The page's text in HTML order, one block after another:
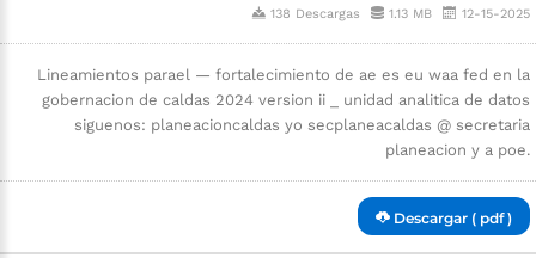
138 Descargas 1.13 MB 12-15-2025
Lineamientos parael — fortalecimiento de ae es eu waa fed en la
gobernacion de caldas 2024 version ii _ unidad analitica de datos
siguenos: planeacioncaldas yo secplaneacaldas @ secretaria
planeacion y a poe.
Descargar ( pdf )